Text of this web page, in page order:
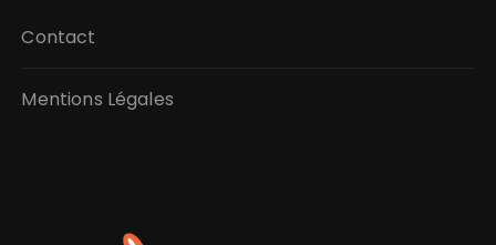
Contact
Mentions Légales